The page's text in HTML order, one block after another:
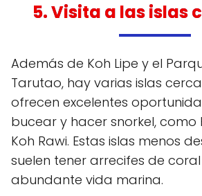
5. Visita a las islas
Además de Koh Lipe y el
Tarutao, hay varias islas
ofrecen excelentes
bucear y hacer snorkel, como
Koh Rawi. Estas islas menos
suelen tener arrecifes de
abundante vida marina.